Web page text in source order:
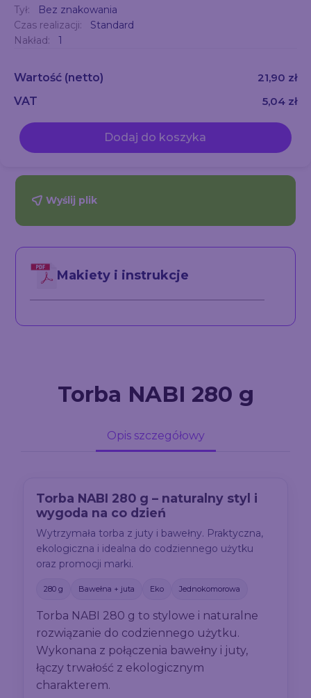
Tył:
Bez znakowania
Czas realizacji:
Standard
Nakład:
1
Wartość (netto)
21,90 zł
VAT
5,04 zł
Dodaj do koszyka
Wyślij plik
Makiety i instrukcje
Torba NABI 280 g
Opis szczegółowy
Torba NABI 280 g – naturalny styl i
wygoda na co dzień
Wytrzymała torba z juty i bawełny. Praktyczna,
ekologiczna i idealna do codziennego użytku
oraz promocji marki.
280 g Bawełna + juta Eko Jednokomorowa
Torba NABI 280 g to stylowe i naturalne
rozwiązanie do codziennego użytku.
Wykonana z połączenia bawełny i juty,
łączy trwałość z ekologicznym
charakterem.